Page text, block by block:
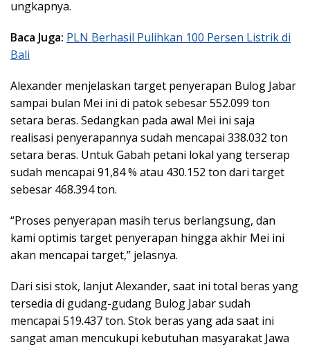
ungkapnya.
Baca Juga: PLN Berhasil Pulihkan 100 Persen Listrik di
Bali
Alexander menjelaskan target penyerapan Bulog Jabar
sampai bulan Mei ini di patok sebesar 552.099 ton
setara beras. Sedangkan pada awal Mei ini saja
realisasi penyerapannya sudah mencapai 338.032 ton
setara beras. Untuk Gabah petani lokal yang terserap
sudah mencapai 91,84 % atau 430.152 ton dari target
sebesar 468.394 ton.
“Proses penyerapan masih terus berlangsung, dan
kami optimis target penyerapan hingga akhir Mei ini
akan mencapai target,” jelasnya.
Dari sisi stok, lanjut Alexander, saat ini total beras yang
tersedia di gudang-gudang Bulog Jabar sudah
mencapai 519.437 ton. Stok beras yang ada saat ini
sangat aman mencukupi kebutuhan masyarakat Jawa